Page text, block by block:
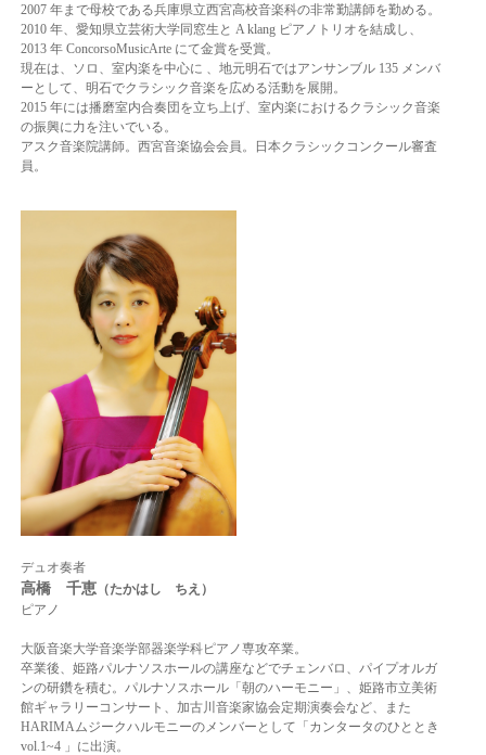
2007 年まで母校である兵庫県立西宮高校音楽科の非常勤講師を勤める。
2010 年、愛知県立芸術大学同窓生と A klang ピアノトリオを結成し、
2013 年 ConcorsoMusicArte にて金賞を受賞。
現在は、ソロ、室内楽を中心に 、地元明石ではアンサンブル 135 メンバ
ーとして、明石でクラシック音楽を広める活動を展開。
2015 年には播磨室内合奏団を立ち上げ、室内楽におけるクラシック音楽
の振興に力を注いでいる。
アスク音楽院講師。西宮音楽協会会員。日本クラシックコンクール審査
員。
デュオ奏者
高橋 千恵（たかはし ちえ）
ピアノ
大阪音楽大学音楽学部器楽学科ピアノ専攻卒業。
卒業後、姫路パルナソスホールの講座などでチェンバロ、パイプオルガ
ンの研鑽を積む。 パルナソスホール「朝のハーモニー」、姫路市立美術
館ギャラリーコンサート、 加古川音楽家協会定期演奏会など、また
HARIMAムジークハルモニーのメンバーとして「カンタータのひととき
vol.1~4 」に出演。